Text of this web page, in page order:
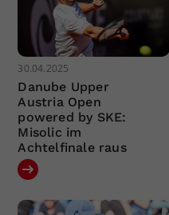
30.04.2025
Danube Upper
Austria Open
powered by SKE:
Misolic im
Achtelfinale raus